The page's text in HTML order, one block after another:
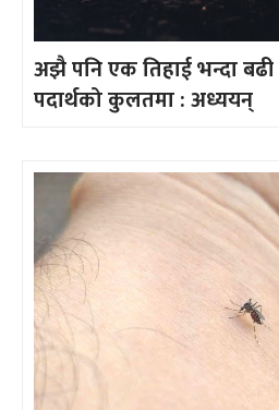
अझै पनि एक तिहाई भन्दा बढी
पदार्थको कुलतमा : अध्ययन्